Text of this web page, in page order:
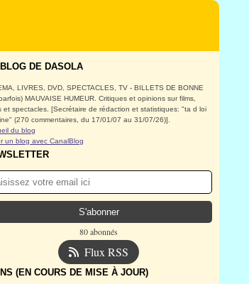
DE DASOLA
LIVRES, DVD, SPECTACLES, TV - BILLETS DE BONNE
MAUVAISE HUMEUR. Critiques et opinions sur films,
et spectacles. [Secrétaire de rédaction et statistiques: "ta d loi
(270 commentaires, du 17/01/07 au 31/07/26)].
du blog
un blog avec CanalBlog
80 abonnés
Flux RSS
(EN COURS DE MISE À JOUR)